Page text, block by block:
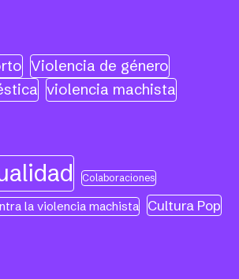
Violencia de género
violencia machista
Colaboraciones
la violencia machista Cultura Pop